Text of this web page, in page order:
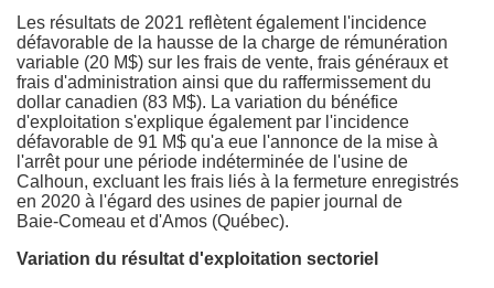
Les résultats de 2021 reflètent également l'incidence
défavorable de la hausse de la charge de rémunération
variable (20 M$) sur les frais de vente, frais généraux et
frais d'administration ainsi que du raffermissement du
dollar canadien (83 M$). La variation du bénéfice
d'exploitation s'explique également par l'incidence
défavorable de 91 M$ qu'a eue l'annonce de la mise à
l'arrêt pour une période indéterminée de l'usine de
Calhoun, excluant les frais liés à la fermeture enregistrés
en 2020 à l'égard des usines de papier journal de
Baie‑Comeau et d'Amos (Québec).
Variation du résultat d'exploitation sectoriel